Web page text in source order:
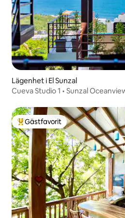
Lägenhet i El Sunzal
Cueva Studio 1 • Sunzal
Populär gästfavorit
Gästfavorit